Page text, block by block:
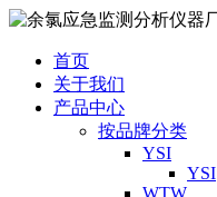
首页
关于我们
产品中心
按品牌分类
YSI
YSI
WTW